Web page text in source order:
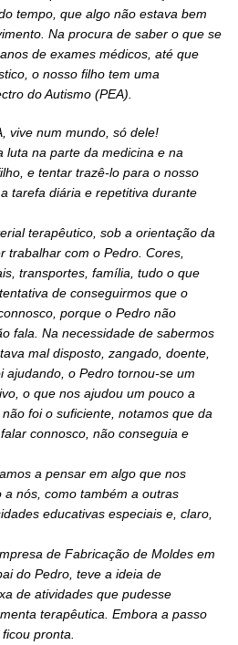
tempo, que algo não estava bem
Na procura de saber o que se
de exames médicos, até que
o nosso filho tem uma
do Autismo (PEA).
vive num mundo, só dele!
luta na parte da medicina e na
e tentar trazê-lo para o nosso
tarefa diária e repetitiva durante
terapêutico, sob a orientação da
trabalhar com o Pedro. Cores,
transportes, família, tudo o que
de conseguirmos que o
porque o Pedro não
fala. Na necessidade de sabermos
mal disposto, zangado, doente,
ajudando, o Pedro tornou-se um
o que nos ajudou um pouco a
foi o suficiente, notamos que da
connosco, não conseguia e
a pensar em algo que nos
a nós, como também a outras
educativas especiais e, claro,
de Fabricação de Moldes em
do Pedro, teve a ideia de
de atividades que pudesse
terapêutica. Embora a passo
pronta.